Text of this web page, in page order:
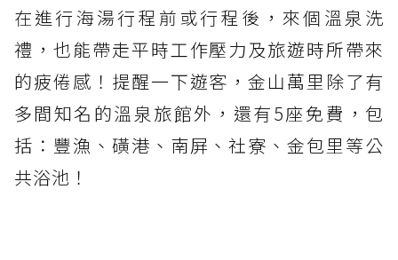
在進行海湯行程前或行程後，來個溫泉洗
禮，也能帶走平時工作壓力及旅遊時所帶來
的疲倦感！提醒一下遊客，金山萬里除了有
多間知名的溫泉旅館外，還有5座免費，包
括：豐漁、磺港、南屏、社寮、金包里等公
共浴池！